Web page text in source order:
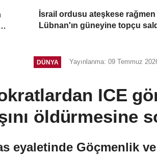
İsrail ordusu ateşkese rağmen
Lübnan'ın güneyine topçu
DÜNYA Yayınlanma: 09 Temmuz
ICE
öldürmesine
eyaletinde Göçmenlik